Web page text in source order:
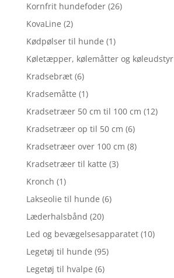
Kornfrit hundefoder (26)
KovaLine (2)
Kødpølser til hunde (1)
Køletæpper, kølemåtter og køleudstyr
Kradsebræt (6)
Kradsemåtte (1)
Kradsetræer 50 cm til 100 cm (12)
Kradsetræer op til 50 cm (6)
Kradsetræer over 100 cm (8)
Kradsetræer til katte (3)
Kronch (1)
Lakseolie til hunde (6)
Læderhalsbånd (20)
Led og bevægelsesapparatet (10)
Legetøj til hunde (95)
Legetøj til hvalpe (6)